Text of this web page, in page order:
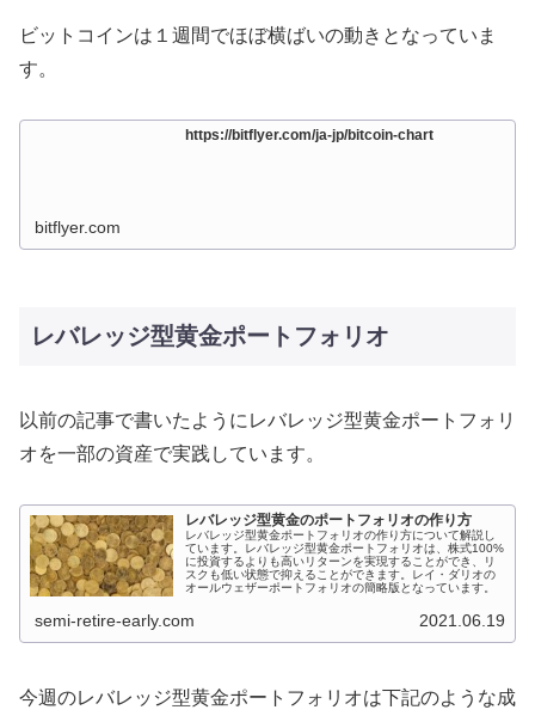
ビットコインは１週間でほぼ横ばいの動きとなっていま
す。
https://bitflyer.com/ja-jp/bitcoin-chart
bitflyer.com
レバレッジ型黄金ポートフォリオ
以前の記事で書いたようにレバレッジ型黄金ポートフォリ
オを一部の資産で実践しています。
レバレッジ型黄金のポートフォリオの作り方
レバレッジ型黄金ポートフォリオの作り方について解説し
ています。レバレッジ型黄金ポートフォリオは、株式100%
に投資するよりも高いリターンを実現することができ、リ
スクも低い状態で抑えることができます。レイ・ダリオの
オールウェザーポートフォリオの簡略版となっています。
semi-retire-early.com 2021.06.19
今週のレバレッジ型黄金ポートフォリオは下記のような成